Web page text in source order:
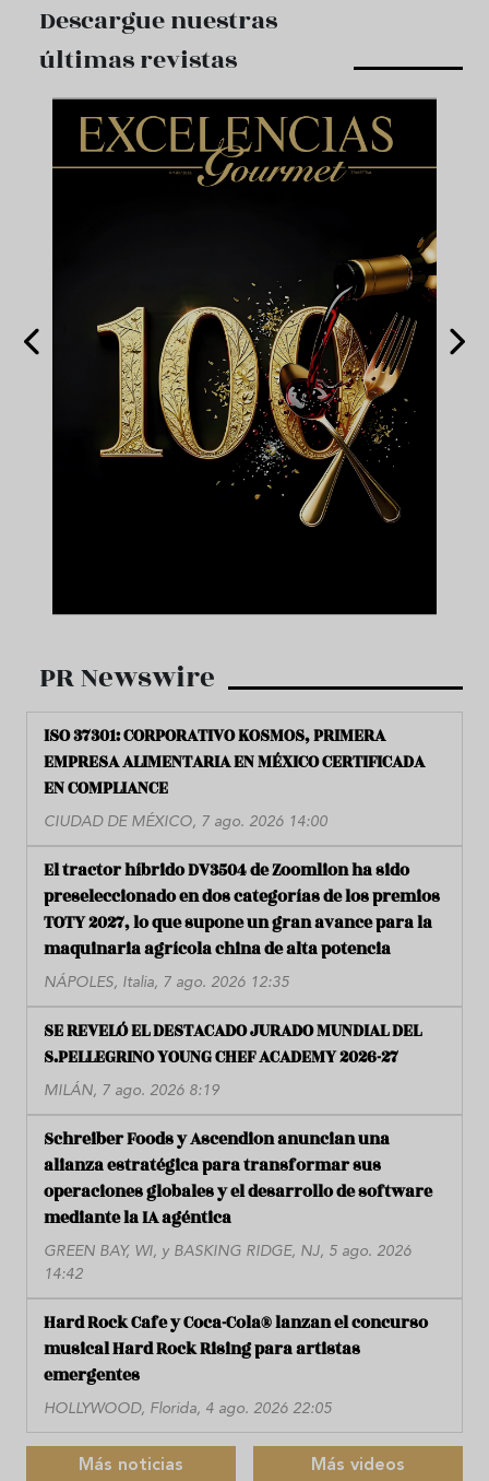
Descargue nuestras
últimas revistas
PR Newswire
ISO 37301: CORPORATIVO KOSMOS, PRIMERA
EMPRESA ALIMENTARIA EN MÉXICO CERTIFICADA
EN COMPLIANCE
CIUDAD DE MÉXICO, 7 ago. 2026 14:00
El tractor híbrido DV3504 de Zoomlion ha sido
preseleccionado en dos categorías de los premios
TOTY 2027, lo que supone un gran avance para la
maquinaria agrícola china de alta potencia
NÁPOLES, Italia, 7 ago. 2026 12:35
SE REVELÓ EL DESTACADO JURADO MUNDIAL DEL
S.PELLEGRINO YOUNG CHEF ACADEMY 2026-27
MILÁN, 7 ago. 2026 8:19
Schreiber Foods y Ascendion anuncian una
alianza estratégica para transformar sus
operaciones globales y el desarrollo de software
mediante la IA agéntica
GREEN BAY, WI, y BASKING RIDGE, NJ, 5 ago. 2026
14:42
Hard Rock Cafe y Coca-Cola® lanzan el concurso
musical Hard Rock Rising para artistas
emergentes
HOLLYWOOD, Florida, 4 ago. 2026 22:05
Más noticias Más videos